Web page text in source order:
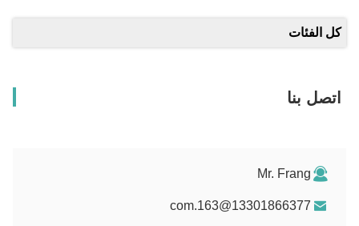
الفئات
بنا
Mr. Frang
13301866377@163.com